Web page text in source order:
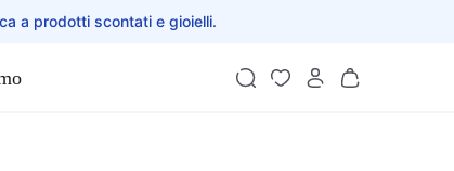
a prodotti scontati e gioielli.